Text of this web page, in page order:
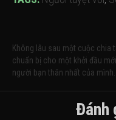
Không lâu sau một cuộc chia
chuẩn bị cho một khởi đầu
người bạn thân nhất của mình.
Đánh